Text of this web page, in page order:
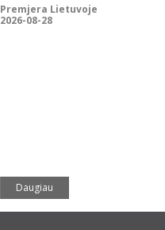
Premjera Lietuvoje
2026-08-28
Daugiau